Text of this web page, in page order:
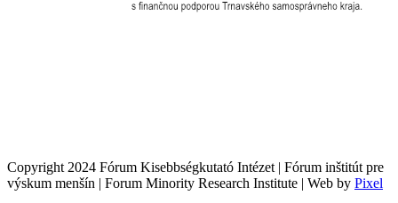
Copyright 2024 Fórum Kisebbségkutató Intézet | Fórum inštitút pre
výskum menšín | Forum Minority Research Institute | Web by Pixel